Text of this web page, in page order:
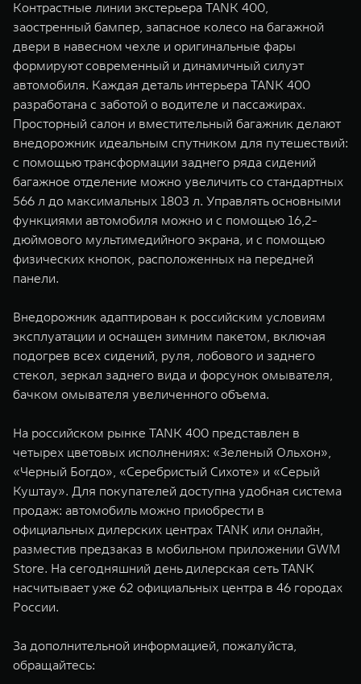
Контрастные линии экстерьера TANK 400,
заостренный бампер, запасное колесо на багажной
двери в навесном чехле и оригинальные фары
формируют современный и динамичный силуэт
автомобиля. Каждая деталь интерьера TANK 400
разработана с заботой о водителе и пассажирах.
Просторный салон и вместительный багажник делают
внедорожник идеальным спутником для путешествий:
с помощью трансформации заднего ряда сидений
багажное отделение можно увеличить со стандартных
566 л до максимальных 1803 л. Управлять основными
функциями автомобиля можно и с помощью 16,2-
дюймового мультимедийного экрана, и с помощью
физических кнопок, расположенных на передней
панели.
Внедорожник адаптирован к российским условиям
эксплуатации и оснащен зимним пакетом, включая
подогрев всех сидений, руля, лобового и заднего
стекол, зеркал заднего вида и форсунок омывателя,
бачком омывателя увеличенного объема.
На российском рынке TANK 400 представлен в
четырех цветовых исполнениях: «Зеленый Ольхон»,
«Черный Богдо», «Серебристый Сихоте» и «Серый
Куштау». Для покупателей доступна удобная система
продаж: автомобиль можно приобрести в
официальных дилерских центрах TANK или онлайн,
разместив предзаказ в мобильном приложении GWM
Store. На сегодняшний день дилерская сеть TANK
насчитывает уже 62 официальных центра в 46 городах
России.
За дополнительной информацией, пожалуйста,
обращайтесь: